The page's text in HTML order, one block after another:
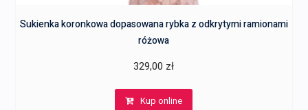
Sukienka koronkowa dopasowana rybka z odkrytymi ramionami
różowa
329,00 zł
Kup online